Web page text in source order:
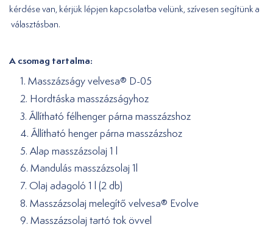
kérdése van, kérjük lépjen kapcsolatba velünk, szívesen segítünk a
választásban.
A csomag tartalma:
1. Masszázságy velvesa® D-05
2. Hordtáska masszázságyhoz
3. Állítható félhenger párna masszázshoz
4. Állítható henger párna masszázshoz
5. Alap masszázsolaj 1 l
6. Mandulás masszázsolaj 1l
7. Olaj adagoló 1 l (2 db)
8. Masszázsolaj melegítő velvesa® Evolve
9. Masszázsolaj tartó tok övvel